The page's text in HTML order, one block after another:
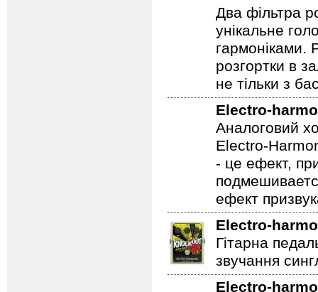
Electro-
Два фільтра
унікальне
гармоніками.
розгортки в
не тільки з
Electro-
Аналоговий
Electro-
- це ефект,
ефект
Electro-
Гітарна
звучання